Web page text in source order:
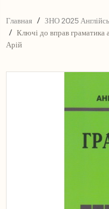
Главная
ЗНО 2025
Ключі до вправ граматика
Арій